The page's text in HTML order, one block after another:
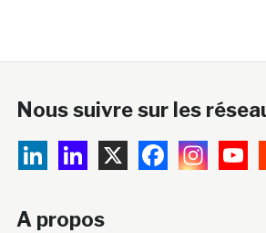
Nous suivre sur les
A propos